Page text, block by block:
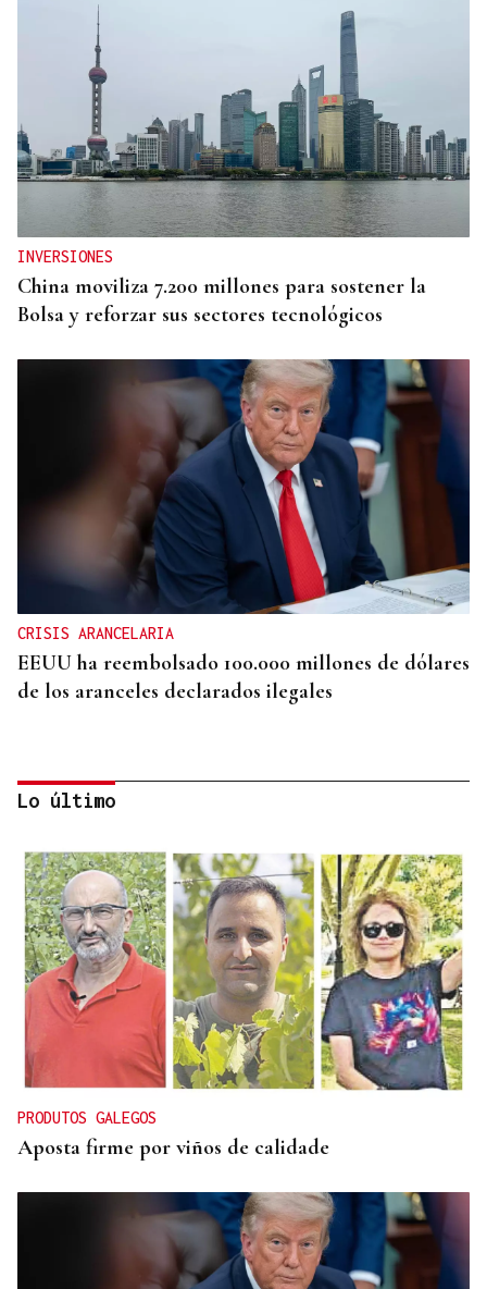
INVERSIONES
China moviliza 7.200 millones para sostener la
Bolsa y reforzar sus sectores tecnológicos
CRISIS ARANCELARIA
EEUU ha reembolsado 100.000 millones de dólares
de los aranceles declarados ilegales
HIDROCARBUROS
La OPEP+ sigue ampliando la oferta de petróleo
para estabilizar el mercado
Lo último
PRODUTOS GALEGOS
Aposta firme por viños de calidade